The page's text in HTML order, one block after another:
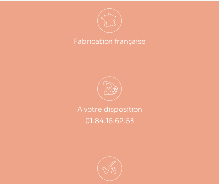
Fabrication française
A votre disposition
01.84.16.62.53